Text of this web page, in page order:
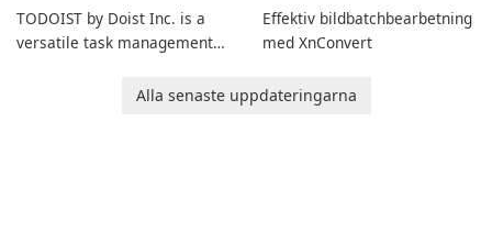
TODOIST by Doist Inc. is a
versatile task management
individuals and teams
Effektiv bildbatchbearbetning
med XnConvert
Alla senaste uppdateringarna